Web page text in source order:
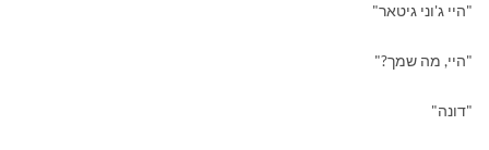
"היי ג'וני גיטאר"
"היי, מה שמך?"
"דונה"